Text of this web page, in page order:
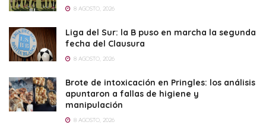
8 AGOSTO, 2026
Liga del Sur: la B puso en marcha la segunda
fecha del Clausura
8 AGOSTO, 2026
Brote de intoxicación en Pringles: los análisis
apuntaron a fallas de higiene y
manipulación
8 AGOSTO, 2026